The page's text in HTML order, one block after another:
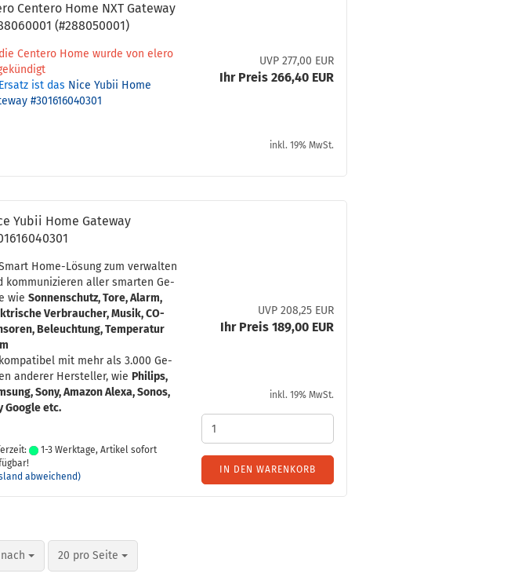
Cen­te­ro Home NXT Gate­way
(#288050001)
Cen­te­ro Home wurde von elero
ist das Nice Yubii Home
#301616040301
UVP 277,00 EUR
Ihr Preis 266,40 EUR
inkl. 19% MwSt.
Yubii Home Gate­way
Home-​Lösung zum ver­wal­ten
kom­mu­ni­zie­ren aller smar­ten Ge­
wieSon­nen­schutz, Tore, Alarm,
Ver­brau­cher, Musik, CO-​
Be­leuch­tung, Tem­pe­ra­tur
kom­pa­ti­bel mit mehr als 3.000 Ge­
an­de­rer Her­stel­ler, wie Phil­ips,
Sony, Ama­zon Alexa, Sonos,
Goog­le etc.
1-3 Werktage, Artikel sofort
abweichend)
UVP 208,25 EUR
Ihr Preis 189,00 EUR
inkl. 19% MwSt.
IN DEN WARENKORB
nach 20 pro Seite
pro Seite